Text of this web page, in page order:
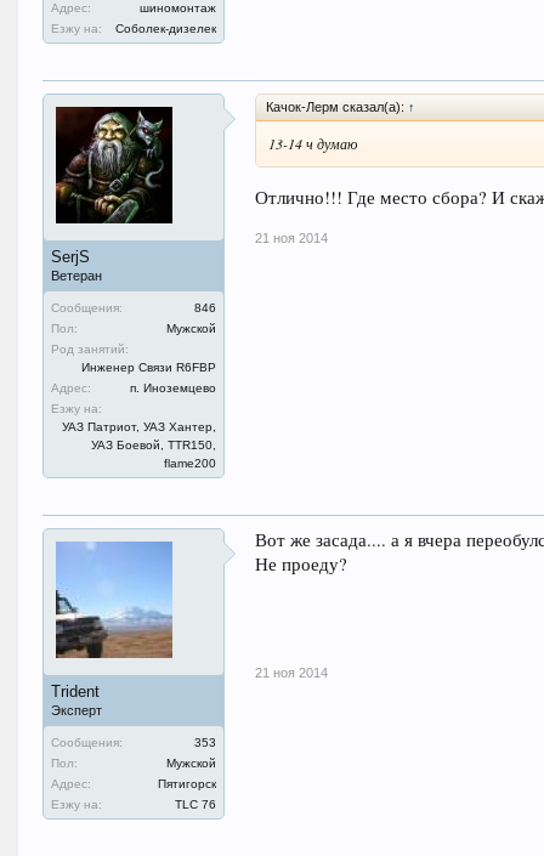
Адрес:
шиномонтаж
Езжу на:
Соболек-дизелек
SerjS
Ветеран
Сообщения:
846
Пол:
Мужской
Род занятий:
Инженер Связи R6FBP
Адрес:
п. Иноземцево
Езжу на:
УАЗ Патриот, УАЗ Хантер,
УАЗ Боевой, TTR150,
flame200
Качок-Лерм сказал(а): ↑
13-14 ч думаю
Отлично!!! Где место сбора? И
21 ноя 2014
Trident
Эксперт
Сообщения:
353
Пол:
Мужской
Адрес:
Пятигорск
Езжу на:
TLC 76
Вот же засада.... а я вчера
Не проеду?
21 ноя 2014